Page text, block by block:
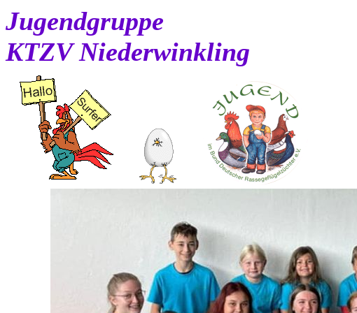
Jugendgruppe
KTZV Niederwinkling